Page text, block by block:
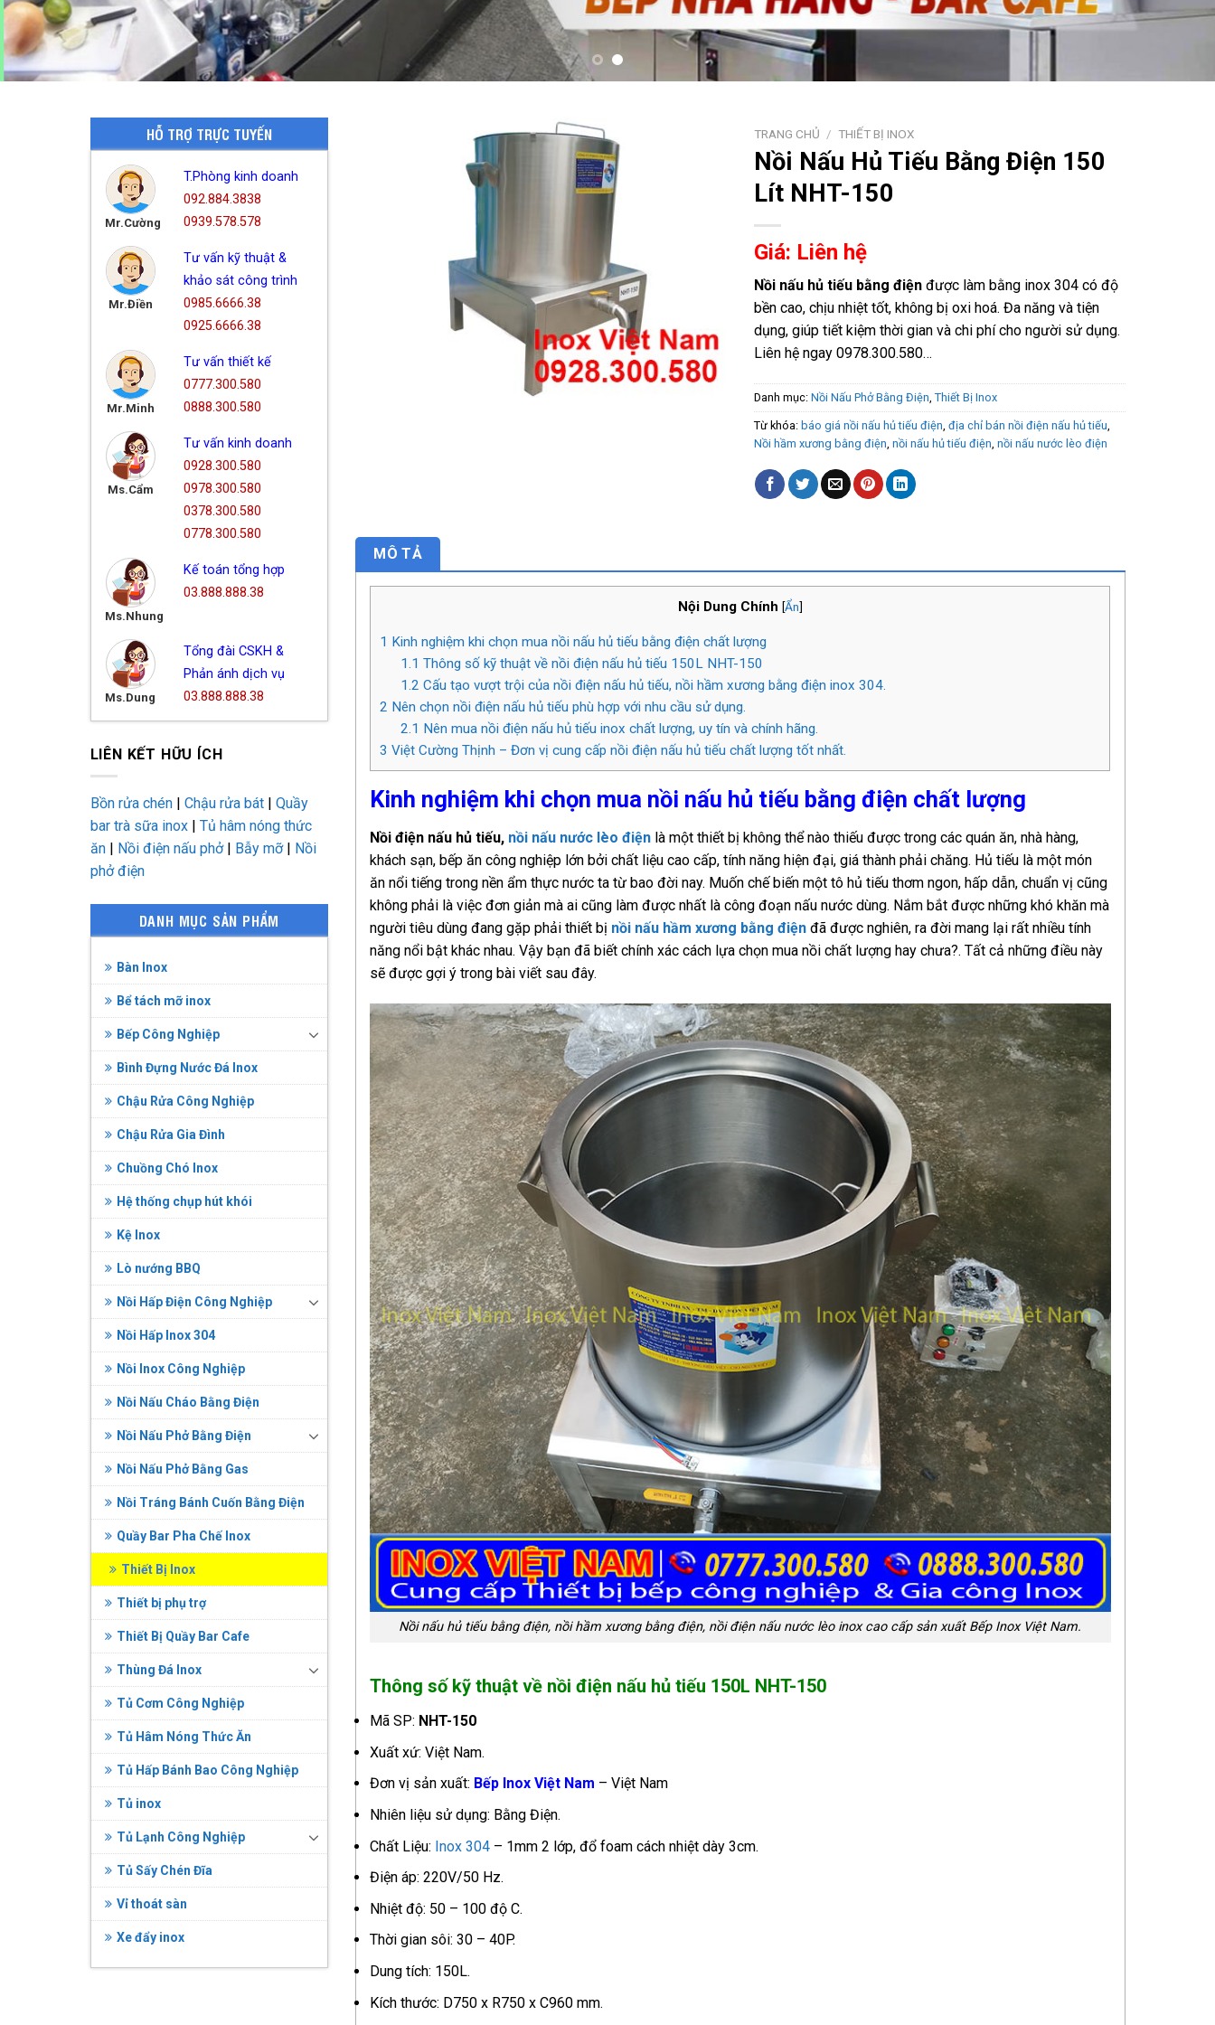
HỖ TRỢ TRỰC TUYẾN
Mr.Cường
T.Phòng kinh doanh
092.884.3838
0939.578.578
Mr.Điền
Tư vấn kỹ thuật &
khảo sát công trình
0985.6666.38
0925.6666.38
Mr.Minh
Tư vấn thiết kế
0777.300.580
0888.300.580
Ms.Cẩm
Tư vấn kinh doanh
0928.300.580
0978.300.580
0378.300.580
0778.300.580
Ms.Nhung
Kế toán tổng hợp
03.888.888.38
Ms.Dung
Tổng đài CSKH &
Phản ánh dịch vụ
03.888.888.38
LIÊN KẾT HỮU ÍCH
Bồn rửa chén| Chậu rửa bát| Quầy
bar trà sữa inox| Tủ hâm nóng thức
ăn| Nồi điện nấu phở| Bẫy mỡ| Nồi
phở điện
DANH MỤC SẢN PHẨM
Bàn Inox
Bể tách mỡ inox
Bếp Công Nghiệp
Bình Đựng Nước Đá Inox
Chậu Rửa Công Nghiệp
Chậu Rửa Gia Đình
Chuồng Chó Inox
Hệ thống chụp hút khói
Kệ Inox
Lò nướng BBQ
Nồi Hấp Điện Công Nghiệp
Nồi Hấp Inox 304
Nồi Inox Công Nghiệp
Nồi Nấu Cháo Bằng Điện
Nồi Nấu Phở Bằng Điện
Nồi Nấu Phở Bằng Gas
Nồi Tráng Bánh Cuốn Bằng Điện
Quầy Bar Pha Chế Inox
Thiết Bị Inox
Thiết bị phụ trợ
Thiết Bị Quầy Bar Cafe
Thùng Đá Inox
Tủ Cơm Công Nghiệp
Tủ Hâm Nóng Thức Ăn
Tủ Hấp Bánh Bao Công Nghiệp
Tủ inox
Tủ Lạnh Công Nghiệp
Tủ Sấy Chén Đĩa
Vỉ thoát sàn
Xe đẩy inox
TRANG CHỦ / THIẾT BỊ INOX
Nồi Nấu Hủ Tiếu Bằng Điện 150
Lít NHT-150
Giá: Liên hệ
Nồi nấu hủ tiếu bằng điệnđược làm bằng inox 304 có độ
bền cao, chịu nhiệt tốt, không bị oxi hoá. Đa năng và tiện
dụng, giúp tiết kiệm thời gian và chi phí cho người sử dụng.
Liên hệ ngay 0978.300.580…
Danh mục: Nồi Nấu Phở Bằng Điện, Thiết Bị Inox
Từ khóa: báo giá nồi nấu hủ tiếu điện, địa chỉ bán nồi điện nấu hủ tiếu,
Nồi hầm xương bằng điện, nồi nấu hủ tiếu điện, nồi nấu nước lèo điện
MÔ TẢ
Nội Dung Chính [Ẩn]
1 Kinh nghiệm khi chọn mua nồi nấu hủ tiếu bằng điện chất lượng
1.1 Thông số kỹ thuật về nồi điện nấu hủ tiếu 150L NHT-150
1.2 Cấu tạo vượt trội của nồi điện nấu hủ tiếu, nồi hầm xương bằng điện inox 304.
2 Nên chọn nồi điện nấu hủ tiếu phù hợp với nhu cầu sử dụng.
2.1 Nên mua nồi điện nấu hủ tiếu inox chất lượng, uy tín và chính hãng.
3 Việt Cường Thịnh – Đơn vị cung cấp nồi điện nấu hủ tiếu chất lượng tốt nhất.
Kinh nghiệm khi chọn mua nồi nấu hủ tiếu bằng điện chất lượng
Nồi điện nấu hủ tiếu, nồi nấu nước lèo điện là một thiết bị không thể nào thiếu được trong các quán ăn, nhà hàng,
khách sạn, bếp ăn công nghiệp lớn bởi chất liệu cao cấp, tính năng hiện đại, giá thành phải chăng. Hủ tiếu là một món
ăn nổi tiếng trong nền ẩm thực nước ta từ bao đời nay. Muốn chế biến một tô hủ tiếu thơm ngon, hấp dẫn, chuẩn vị cũng
không phải là việc đơn giản mà ai cũng làm được nhất là công đoạn nấu nước dùng. Nắm bắt được những khó khăn mà
người tiêu dùng đang gặp phải thiết bị nồi nấu hầm xương bằng điện đã được nghiên, ra đời mang lại rất nhiều tính
năng nổi bật khác nhau. Vậy bạn đã biết chính xác cách lựa chọn mua nồi chất lượng hay chưa?. Tất cả những điều này
sẽ được gợi ý trong bài viết sau đây.
Nồi nấu hủ tiếu bằng điện, nồi hầm xương bằng điện, nồi điện nấu nước lèo inox cao cấp sản xuất Bếp Inox Việt Nam.
Thông số kỹ thuật về nồi điện nấu hủ tiếu 150L NHT-150
Mã SP: NHT-150
Xuất xứ: Việt Nam.
Đơn vị sản xuất: Bếp Inox Việt Nam – Việt Nam
Nhiên liệu sử dụng: Bằng Điện.
Chất Liệu: Inox 304 – 1mm 2 lớp, đổ foam cách nhiệt dày 3cm.
Điện áp: 220V/50 Hz.
Nhiệt độ: 50 – 100 độ C.
Thời gian sôi: 30 – 40P.
Dung tích: 150L.
Kích thước: D750 x R750 x C960 mm.